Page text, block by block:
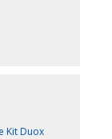
Kit Duox